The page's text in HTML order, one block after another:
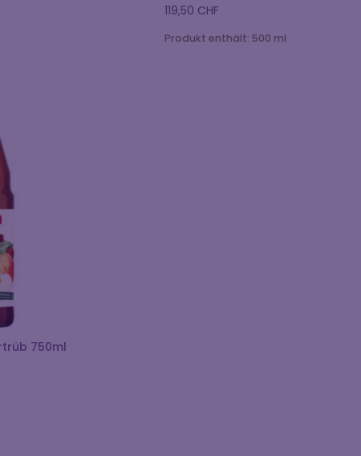
119,50 CHF
Produkt enthält: 500 ml
750ml